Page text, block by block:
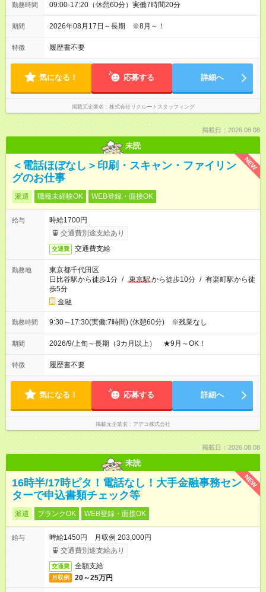
勤務時間 09:00-17:20（休憩60分）実働7時間20分
期間 2026年08月17日～長期 ※8月～！
特徴 履歴書不要
気になる！ 応募する 詳細へ
掲載元企業名 株式会社リクルートスタッフィング
掲載日：2026.08.08
未読
NEW
＜電話ほぼなし＞印刷・スキャン・ファイリン
グのお仕事
派遣 職種未経験OK WEB登録・面接OK
給与
時給1700円
交通費別途支給あり
交通費 交通費支給
勤務地
東京都千代田区
日比谷駅から徒歩1分 / 東京駅から徒歩10分 / 有楽町駅から徒
歩5分
金融
勤務時間 9:30～17:30(実働:7時間) (休憩60分) ※残業なし
期間 2026/9/上旬～長期（3カ月以上） ★9月～OK！
特徴 履歴書不要
気になる！ 応募する 詳細へ
掲載元企業名 アデコ株式会社
掲載日：2026.08.08
未読
NEW
16時半/17時ピタ！電話なし！大手金融事務セン
ターで申込書類チェック等
派遣 ブランクOK WEB登録・面接OK
給与
時給1450円 月収例 203,000円
交通費別途支給あり
交通費 全額支給
月収例 20～25万円